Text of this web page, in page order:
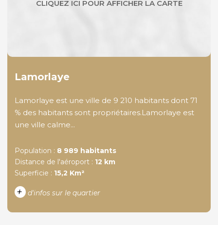
Lamorlaye
Lamorlaye est une ville de 9 210 habitants dont 71
% des habitants sont propriétaires.Lamorlaye est
une ville calme...
Population : 8 989 habitants
Distance de l'aéroport : 12 km
Superficie : 15,2 Km²
+ d'infos sur le quartier